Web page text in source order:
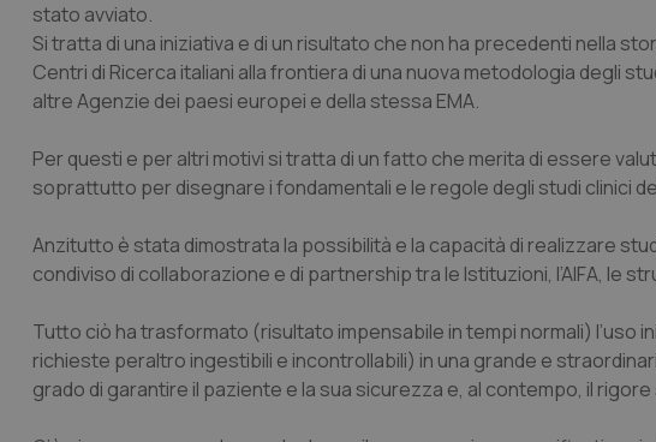
stato avviato.
Si tratta di una iniziativa e di un risultato che non ha precedenti nella
Centri di Ricerca italiani alla frontiera di una nuova metodologia degli
altre Agenzie dei paesi europei e della stessa EMA.
Per questi e per altri motivi si tratta di un fatto che merita di essere
soprattutto per disegnare i fondamentali e le regole degli studi clinici
Anzitutto è stata dimostrata la possibilità e la capacità di realizzare
condiviso di collaborazione e di partnership tra le Istituzioni, l’AIFA, le
Tutto ciò ha trasformato (risultato impensabile in tempi normali) l’uso
richieste peraltro ingestibili e incontrollabili) in una grande e
grado di garantire il paziente e la sua sicurezza e, al contempo, il